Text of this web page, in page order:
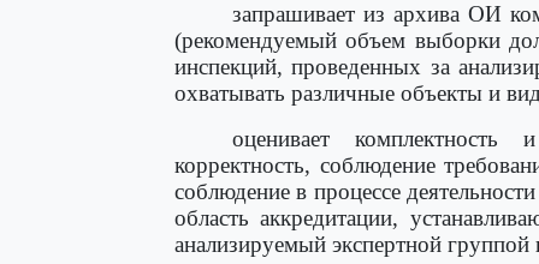
запрашивает из архива ОИ
(рекомендуемый объем выборки
инспекций, проведенных за
охватывать различные объекты и
оценивает
корректность, соблюдение
соблюдение в процессе
область аккредитации,
анализируемый экспертной группой